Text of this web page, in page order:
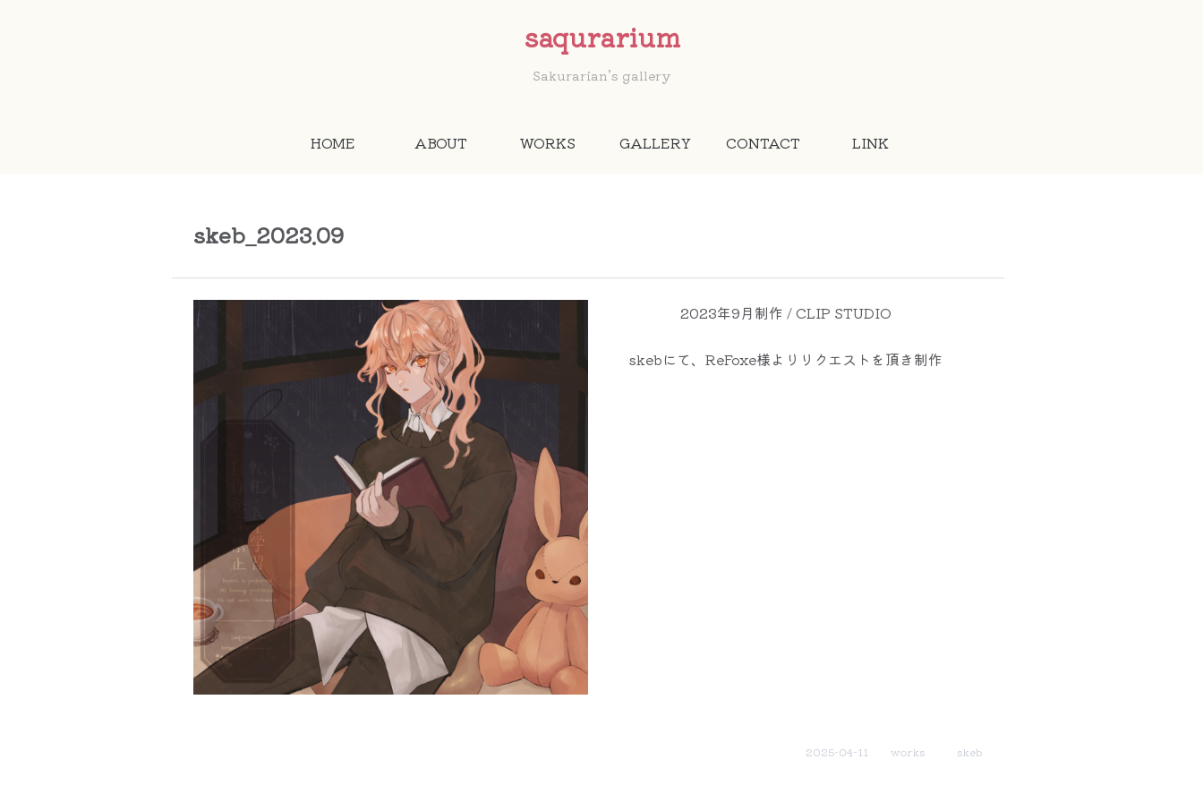
saqurarium
Sakurarian’s gallery
HOME ABOUT WORKS GALLERY CONTACT LINK
skeb_2023.09
2023年9月制作 / CLIP STUDIO
skebにて、ReFoxe様よりリクエストを頂き制作
2025-04-11 works skeb